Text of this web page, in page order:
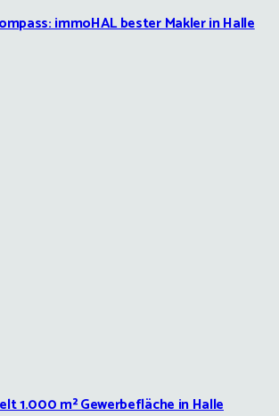
immoHAL bester Makler in Halle
1.000 m² Gewerbefläche in Halle